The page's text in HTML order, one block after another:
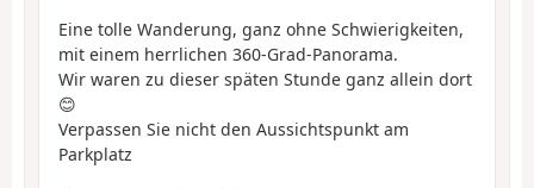
Eine tolle Wanderung, ganz ohne Schwierigkeiten,
mit einem herrlichen 360-Grad-Panorama.
Wir waren zu dieser späten Stunde ganz allein dort
😊
Verpassen Sie nicht den Aussichtspunkt am
Parkplatz